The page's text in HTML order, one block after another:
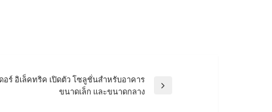
อร์ อิเล็คทริค เปิดตัว โซลูชั่นสำหรับอาคาร
ขนาดเล็ก และขนาดกลาง